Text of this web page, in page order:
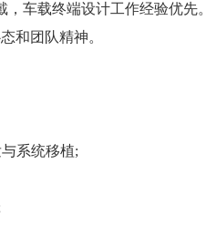
车载终端设计工作经验优先。
和团队精神。
系统移植;